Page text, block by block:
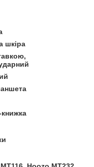
шкіра